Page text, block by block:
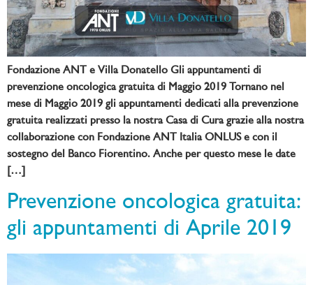
Fondazione ANT e Villa Donatello Gli appuntamenti di
prevenzione oncologica gratuita di Maggio 2019 Tornano nel
mese di Maggio 2019 gli appuntamenti dedicati alla prevenzione
gratuita realizzati presso la nostra Casa di Cura grazie alla nostra
collaborazione con Fondazione ANT Italia ONLUS e con il
sostegno del Banco Fiorentino. Anche per questo mese le date
[…]
Prevenzione oncologica gratuita:
gli appuntamenti di Aprile 2019